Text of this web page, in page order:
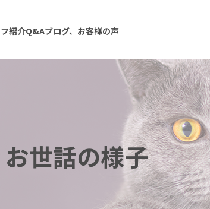
紹介Q&Aブログ、お客様の声
お世話の様子